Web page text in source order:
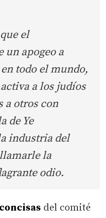
el
apogeo a
todo el mundo,
a los judíos
a otros con
de Ye
industria del
la
odio.
del comité